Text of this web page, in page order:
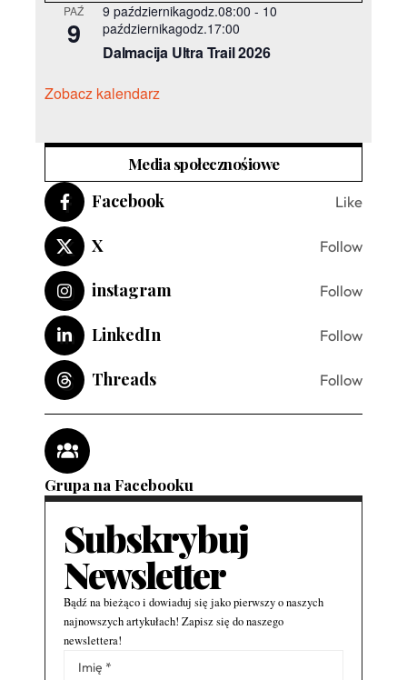
PAŹ
9
9 październikagodz.08:00 - 10
październikagodz.17:00
Dalmacija Ultra Trail 2026
Zobacz kalendarz
Media społecznośiowe
Facebook Like
X Follow
instagram Follow
LinkedIn Follow
Threads Follow
Grupa na Facebooku
Subskrybuj
Newsletter
Bądź na bieżąco i dowiaduj się jako pierwszy o naszych
najnowszych artykułach! Zapisz się do naszego
newslettera!
Alternative: